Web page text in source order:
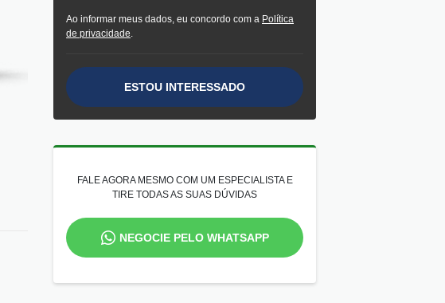
Ao informar meus dados, eu concordo com a Política
de privacidade.
ESTOU INTERESSADO
FALE AGORA MESMO COM UM ESPECIALISTA E
TIRE TODAS AS SUAS DÚVIDAS
NEGOCIE PELO WHATSAPP